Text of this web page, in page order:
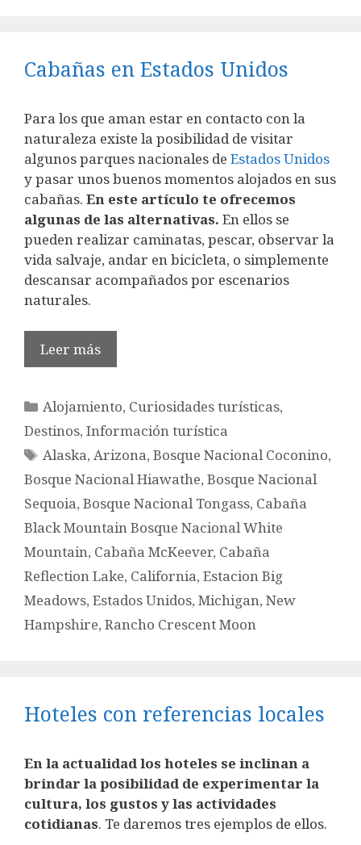
Cabañas en Estados Unidos
Para los que aman estar en contacto con la
naturaleza existe la posibilidad de visitar
algunos parques nacionales de Estados Unidos
y pasar unos buenos momentos alojados en sus
cabañas. En este artículo te ofrecemos
algunas de las alternativas. En ellos se
pueden realizar caminatas, pescar, observar la
vida salvaje, andar en bicicleta, o simplemente
descansar acompañados por escenarios
naturales.
Leer más
Categorías
Alojamiento, Curiosidades turísticas,
Destinos, Información turística
Etiquetas
Alaska, Arizona,Bosque Nacional Coconino,
Bosque Nacional Hiawathe, Bosque Nacional
Sequoia, Bosque Nacional Tongass, Cabaña
Black Mountain Bosque Nacional White
Mountain, Cabaña McKeever, Cabaña
Reflection Lake, California, Estacion Big
Meadows, Estados Unidos, Michigan, New
Hampshire, Rancho Crescent Moon
Hoteles con referencias locales
En la actualidad los hoteles se inclinan a
brindar la posibilidad de experimentar la
cultura, los gustos y las actividades
cotidianas. Te daremos tres ejemplos de ellos.